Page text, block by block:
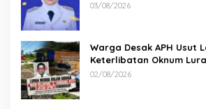
Lomba
03/08/2026
Warga Desak APH Usut Laporan Dugaan
Keterlibatan Oknum
02/08/2026